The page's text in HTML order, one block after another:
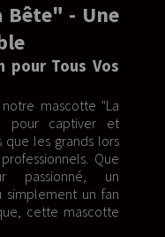
Bête" - Une
pour Tous Vos
mascotte "La
pour captiver et
les grands lors
Que
passionné, un
simplement un fan
cette mascotte